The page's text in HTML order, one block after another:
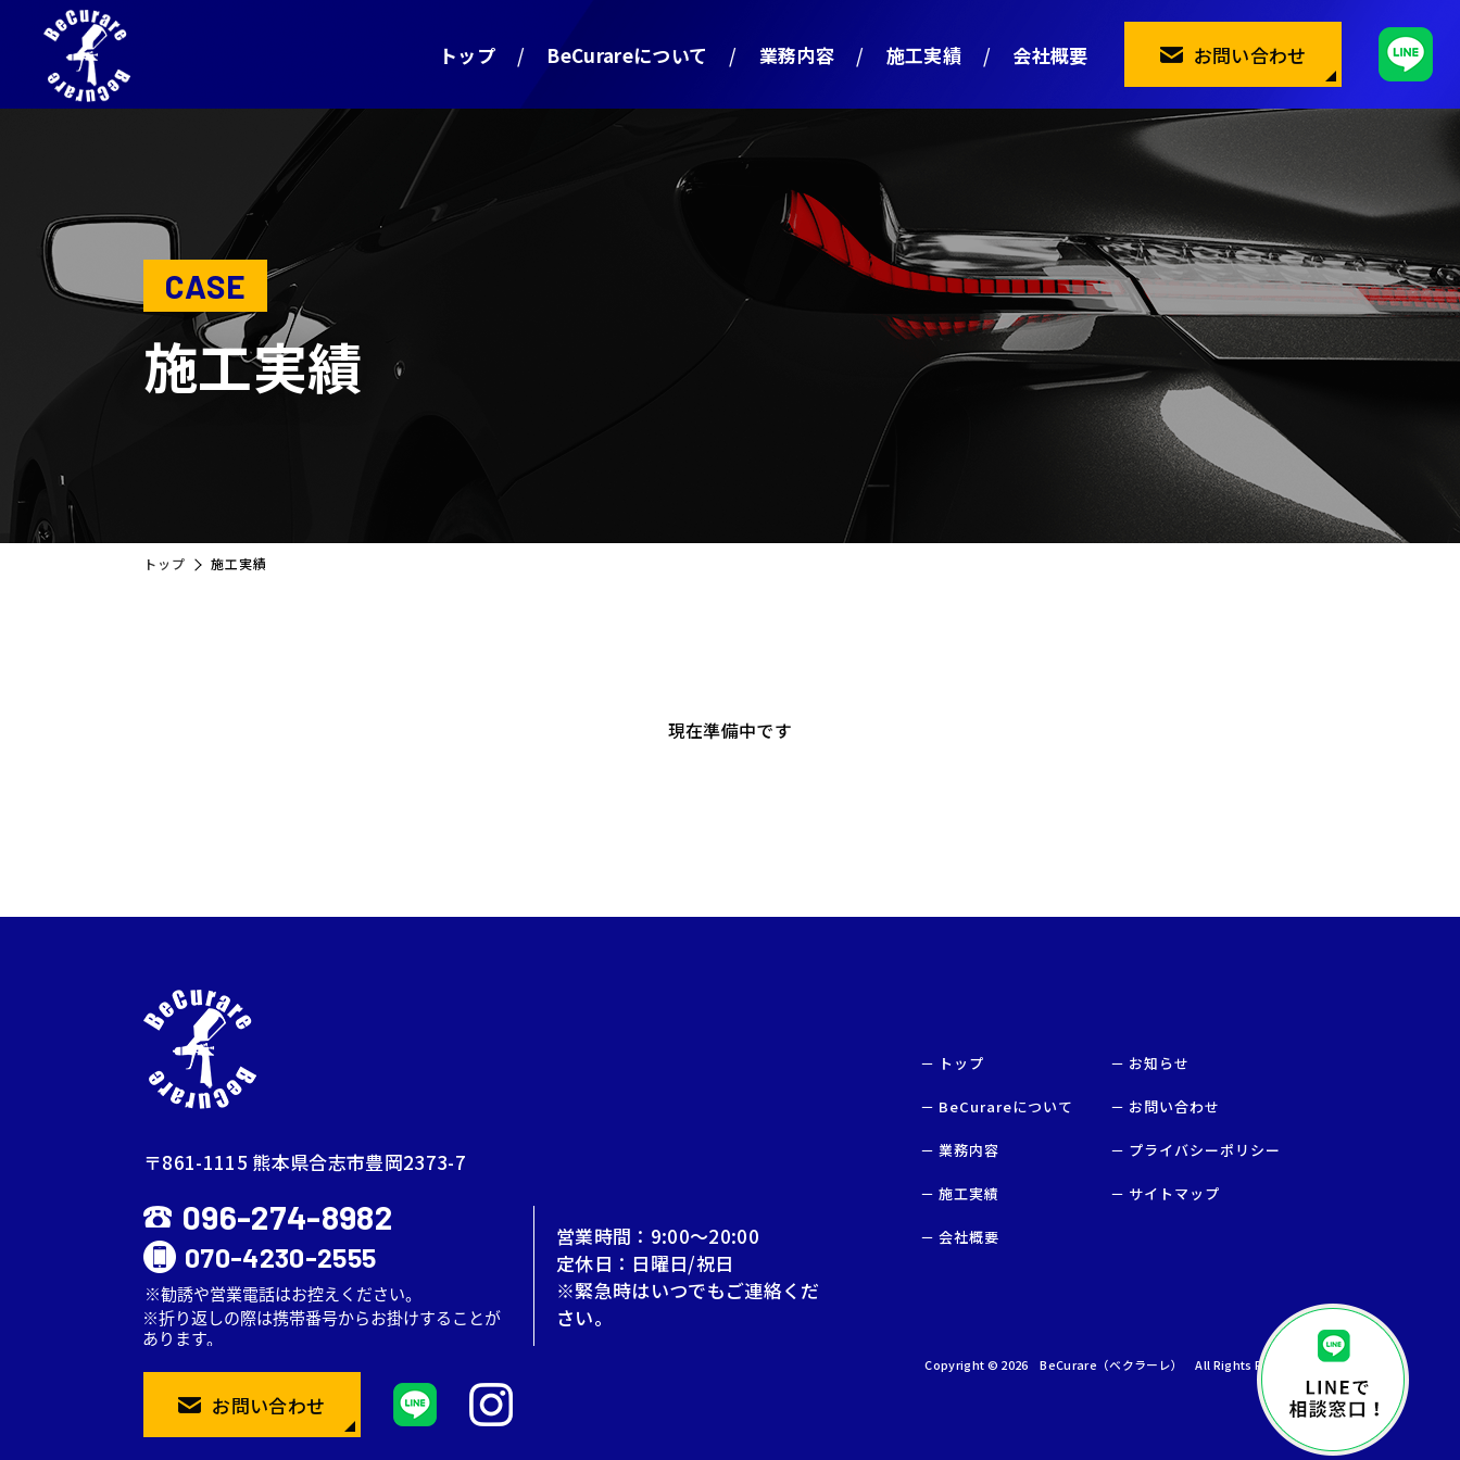
トップ BeCurareについて 業務内容 施工実績 会社概要 お問い合わせ
CASE
施工実績
トップ 施工実績
現在準備中です
〒861-1115 熊本県合志市豊岡2373-7
096-274-8982
070-4230-2555
営業時間：9:00～20:00
定休日：日曜日/祝日
※緊急時はいつでもご連絡くだ
さい。
お問い合わせ
トップ
BeCurareについて
業務内容
施工実績
会社概要
お知らせ
お問い合わせ
プライバシーポリシー
サイトマップ
Copyright © 2026BeCurare（ベクラーレ） All Rights Reserved.